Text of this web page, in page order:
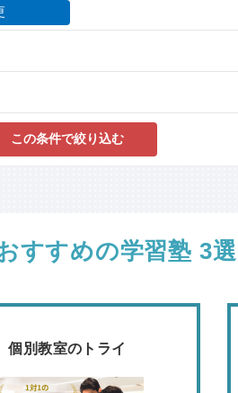
この条件で絞り込む
すすめの学習塾 3選
個別教室のトライ